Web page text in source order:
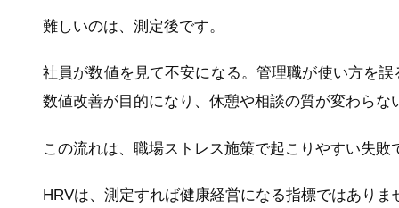
難しいのは、測定後です。
社員が数値を見て不安になる。管理職が使い方を
数値改善が目的になり、休憩や相談の質が変わらな
この流れは、職場ストレス施策で起こりやすい失敗
HRVは、測定すれば健康経営になる指標ではありま